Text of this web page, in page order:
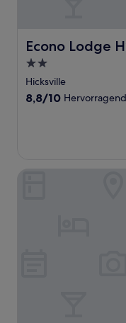
Econo Lodge
Econo Lodge
2.0-
Sterne-
Unterkunft
Hicksville
8.8
8,8/10 Hervorragend